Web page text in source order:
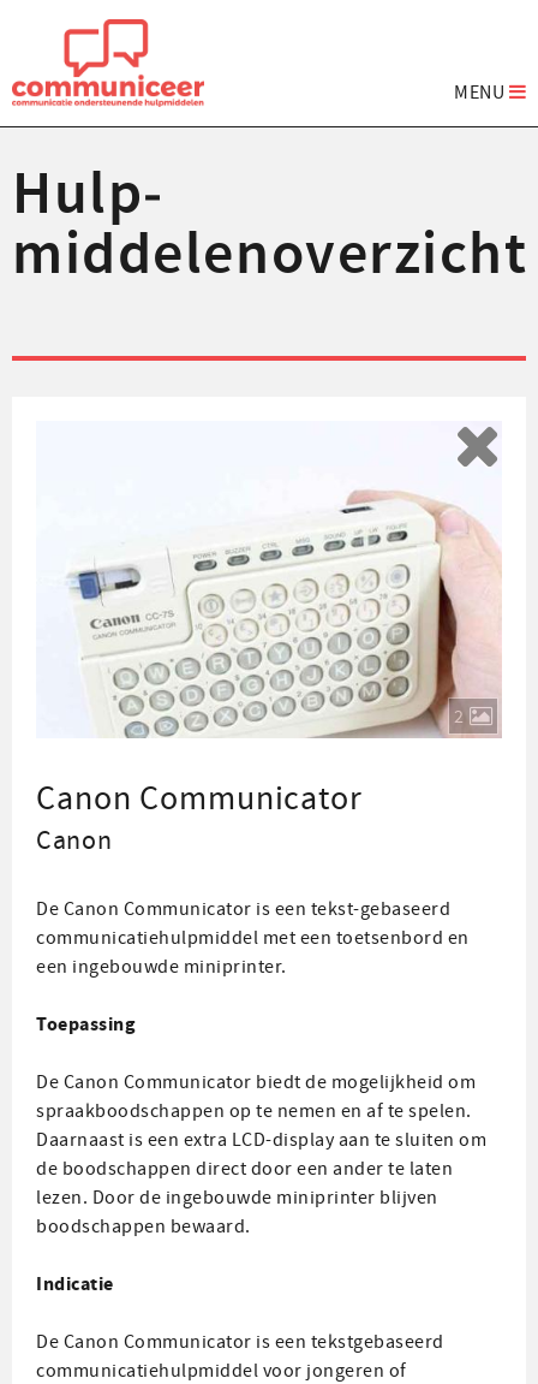
MENU
Hulp­
middelenoverzicht
2
Canon Communicator
Canon
De Canon Communicator is een tekst-gebaseerd
communicatiehulpmiddel met een toetsenbord en
een ingebouwde miniprinter.
Toepassing
De Canon Communicator biedt de mogelijkheid om
spraakboodschappen op te nemen en af te spelen.
Daarnaast is een extra LCD-display aan te sluiten om
de boodschappen direct door een ander te laten
lezen. Door de ingebouwde miniprinter blijven
boodschappen bewaard.
Indicatie
De Canon Communicator is een tekstgebaseerd
communicatiehulpmiddel voor jongeren of